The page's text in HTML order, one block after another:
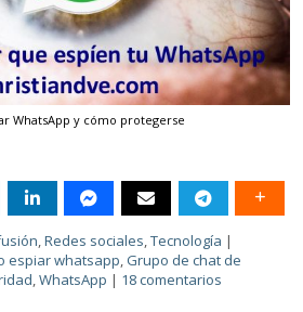
WhatsApp y cómo protegerse
,Redes sociales,Tecnología |
espiar whatsapp, Grupo de chat de
,WhatsApp | 18 comentarios